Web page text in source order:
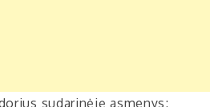
sudarinėję asmenys;